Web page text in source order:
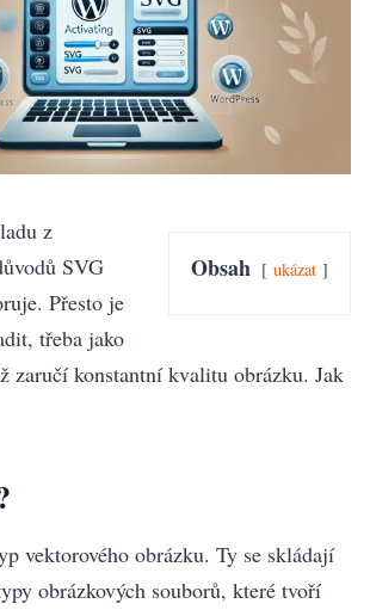
Obsah ukázat
z
SVG
Přesto je
třeba jako
zaručí konstantní kvalitu obrázku. Jak
vektorového obrázku. Ty se skládají
obrázkových souborů, které tvoří